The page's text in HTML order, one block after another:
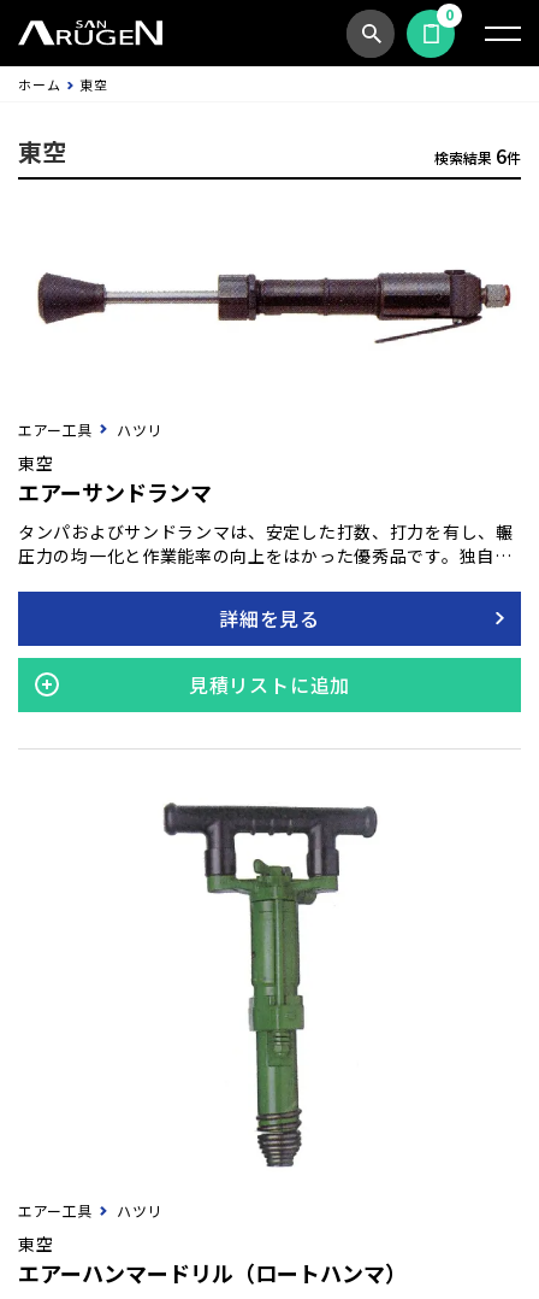
商品検索見積依頼する
0
ホーム 東空
東空 検索結果 6件
エアー工具 ハツリ
東空
エアーサンドランマ
タンパおよびサンドランマは、安定した打数、打力を有し、輾
圧力の均一化と作業能率の向上をはかった優秀品です。独自の
作業、ガス・下水道工事などに安心してご使用ください。
詳細を見る
見積リストに追加
エアー工具 ハツリ
東空
エアーハンマードリル（ロートハンマ）